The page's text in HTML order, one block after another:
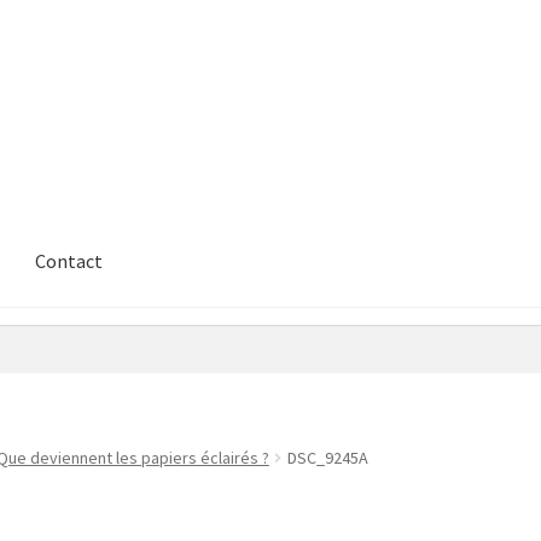
Contact
deviennent les papiers éclairés ? DSC_9245A